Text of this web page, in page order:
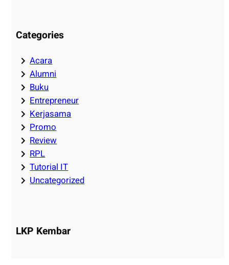
Categories
Acara
Alumni
Buku
Entrepreneur
Kerjasama
Promo
Review
RPL
Tutorial IT
Uncategorized
LKP Kembar